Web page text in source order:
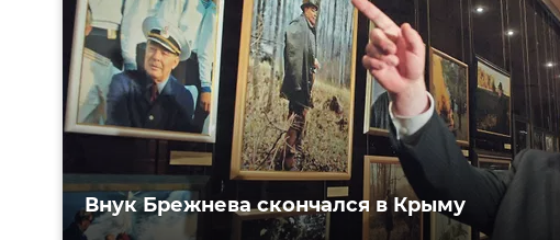
Внук Брежнева скончался в Крыму